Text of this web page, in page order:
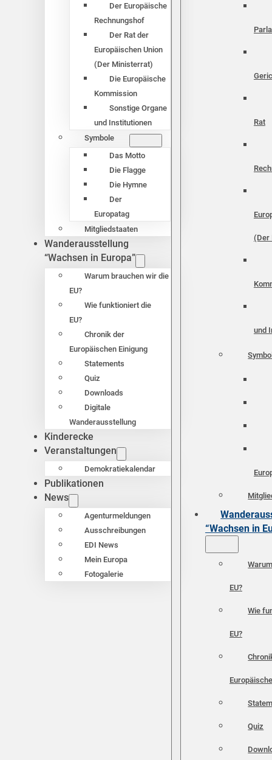
Der Europäische
Rechnungshof
Der Rat der
Europäischen Union
(Der Ministerrat)
Die Europäische
Kommission
Sonstige Organe
und Institutionen
Symbole
Das Motto
Die Flagge
Die Hymne
Der
Europatag
Mitgliedstaaten
Wanderausstellung
“Wachsen in Europa”
Warum brauchen wir die
EU?
Wie funktioniert die
EU?
Chronik der
Europäischen Einigung
Statements
Quiz
Downloads
Digitale
Wanderausstellung
Kinderecke
Veranstaltungen
Demokratiekalendar
Publikationen
News
Agenturmeldungen
Ausschreibungen
EDI News
Mein Europa
Fotogalerie
Rat
(Der
und
“Wachsen in
EU?
Wie
EU?
Quiz